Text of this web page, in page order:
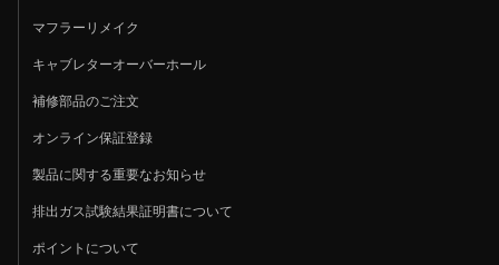
マフラーリメイク
キャブレターオーバーホール
補修部品のご注文
オンライン保証登録
製品に関する重要なお知らせ
排出ガス試験結果証明書について
ポイントについて